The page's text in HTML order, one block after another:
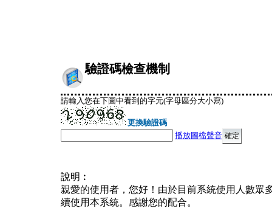
驗證碼檢查機制
請輸入您在下圖中看到的字元(字母區分大小寫)
更換驗證碼
播放圖檔聲音
說明︰
親愛的使用者，您好！由於目前系統使用人數眾
續使用本系統。感謝您的配合。